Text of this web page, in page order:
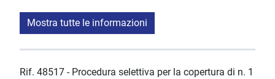
Mostra tutte le informazioni
Rif. 48517 - Procedura selettiva per la copertura di n. 1